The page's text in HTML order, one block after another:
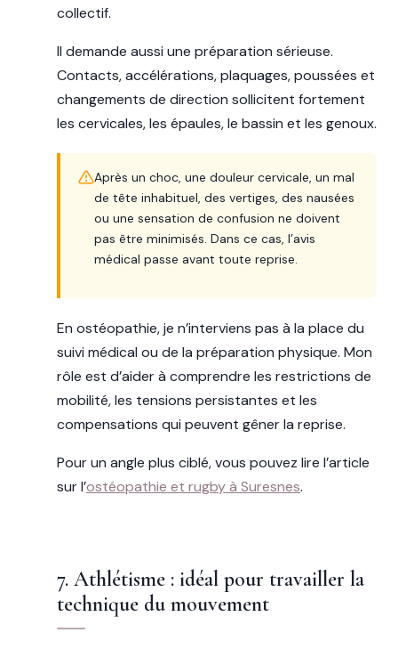
collectif.
Il demande aussi une préparation sérieuse.
Contacts, accélérations, plaquages, poussées et
changements de direction sollicitent fortement
les cervicales, les épaules, le bassin et les genoux.
Après un choc, une douleur cervicale, un mal
de tête inhabituel, des vertiges, des nausées
ou une sensation de confusion ne doivent
pas être minimisés. Dans ce cas, l’avis
médical passe avant toute reprise.
En ostéopathie, je n’interviens pas à la place du
suivi médical ou de la préparation physique. Mon
rôle est d’aider à comprendre les restrictions de
mobilité, les tensions persistantes et les
compensations qui peuvent gêner la reprise.
Pour un angle plus ciblé, vous pouvez lire l’article
sur l’ostéopathie et rugby à Suresnes.
7. Athlétisme : idéal pour travailler la
technique du mouvement